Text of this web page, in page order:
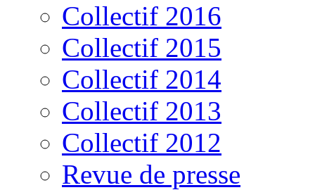
Collectif 2016
Collectif 2015
Collectif 2014
Collectif 2013
Collectif 2012
Revue de presse